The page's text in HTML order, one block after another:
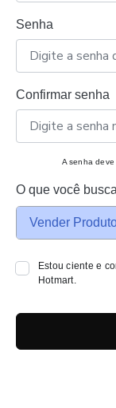
Senha
Confirmar senha
A senha
O que você
Vender
Estou ciente e
Hotmart.